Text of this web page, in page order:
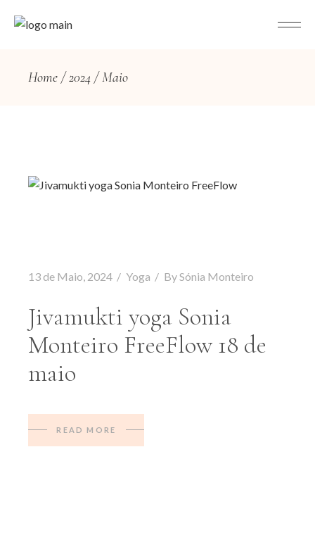
Home 2024 Maio
13 de Maio, 2024 Yoga BySónia Monteiro
Jivamukti yoga Sonia
Monteiro FreeFlow 18 de
maio
READ MORE